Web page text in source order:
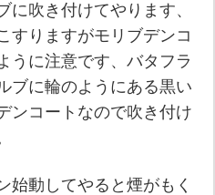
に吹き付けてやります、
すりますがモリブデンコ
うに注意です、バタフラ
ブに輪のようにある黒い
ンコートなので吹き付け
始動してやると煙がもく